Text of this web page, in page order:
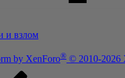
и взлом
by XenForo® © 2010-2026